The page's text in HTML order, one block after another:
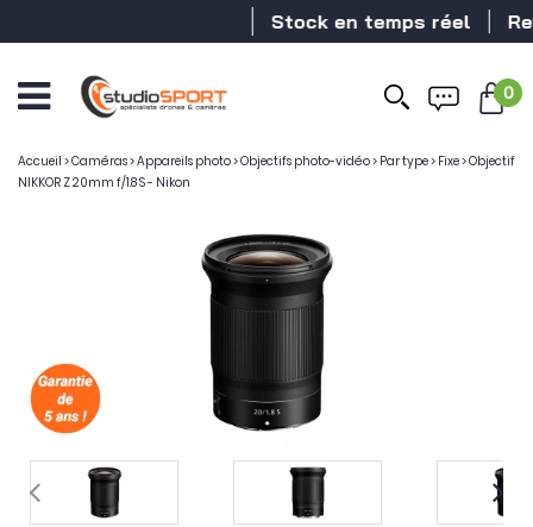
Stock en temps réel
0
Accueil >Caméras>Appareils photo>Objectifs photo-vidéo> Par type> Fixe>Objectif
NIKKOR Z 20mm f/1.8 S - Nikon